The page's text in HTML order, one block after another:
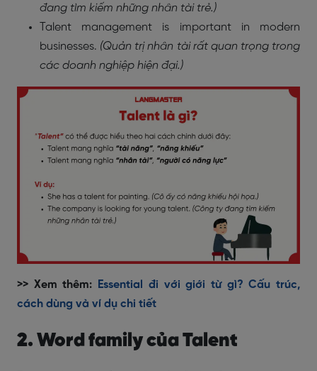
đang tìm kiếm những nhân tài trẻ.)
Talent management is important in modern
businesses. (Quản trị nhân tài rất quan trọng trong
các doanh nghiệp hiện đại.)
>> Xem thêm:
Essential đi với giới từ gì? Cấu trúc,
cách dùng và ví dụ chi tiết
2. Word family của Talent